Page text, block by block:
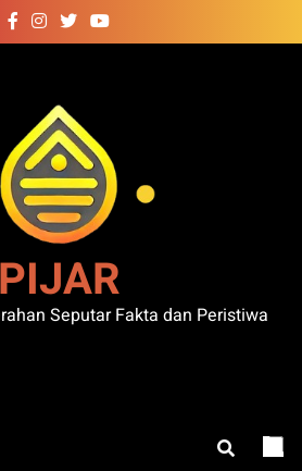
PIJAR
Seputar Fakta dan Peristiwa